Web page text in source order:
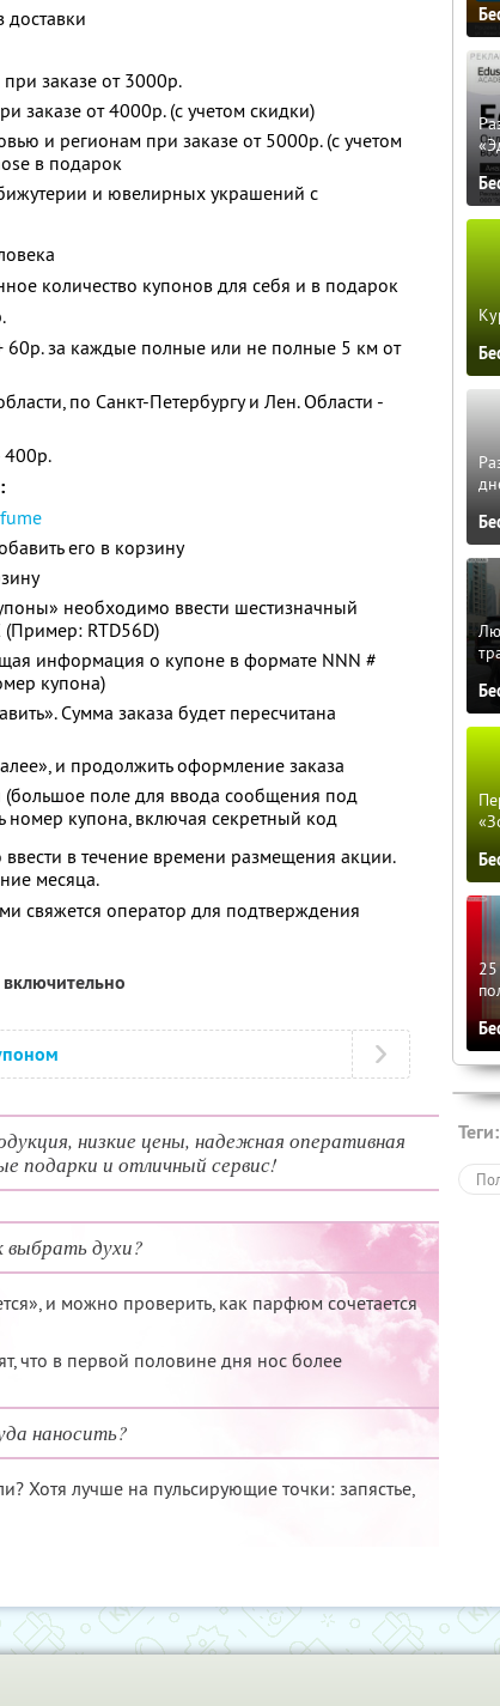
доставки
заказе от 3000р.
заказе от 4000р. (с учетом скидки)
и регионам при заказе от 5000р. (с учетом
в подарок
и ювелирных украшений с
количество купонов для себя и в подарок
60р. за каждые полные или не полные 5 км от
по Санкт-Петербургу и Лен. Области -
400р.
его в корзину
необходимо ввести шестизначный
RTD56D)
информация о купоне в формате NNN #
купона)
Сумма заказа будет пересчитана
и продолжить оформление заказа
(большое поле для ввода сообщения под
номер купона, включая секретный код
в течение времени размещения акции.
месяца.
свяжется оператор для подтверждения
низкие цены, надежная оперативная
подарки и отличный сервис!
выбрать духи?
и можно проверить, как парфюм сочетается
что в первой половине дня нос более
наносить?
Хотя лучше на пульсирующие точки: запястье,
Теги: